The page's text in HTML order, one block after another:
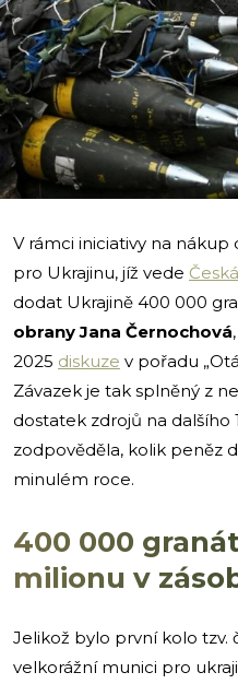
V rámci iniciativy na
pro Ukrajinu, jíž vede
dodat Ukrajině 400 000
obrany Jana Černochová
2025 diskuze v pořadu
Závazek je tak splněný z
dostatek zdrojů na dalšího
zodpověděla, kolik peněz
minulém roce.
400 000
milionu v
Jelikož bylo první kolo tzv.
velkorážní munici pro